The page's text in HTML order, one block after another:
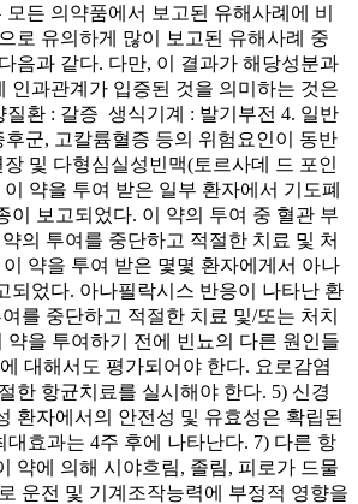
든 의약품에서 보고된 유해사례에 비
로 유의하게 많이 보고된 유해사례 중
음과 같다. 다만, 이 결과가 해당성분과
인과관계가 입증된 것을 의미하는 것은
질환 : 갈증 ­ 생식기계 : 발기부전 4. 일반
후군, 고칼륨혈증 등의 위험요인이 동반
및 다형심실성빈맥(토르사데 드 포인
약을 투여 받은 일부 환자에서 기도폐
이 보고되었다. 이 약의 투여 중 혈관 부
의 투여를 중단하고 적절한 치료 및 처
약을 투여 받은 몇몇 환자에게서 아나
되었다. 아나필락시스 반응이 나타난 환
를 중단하고 적절한 치료 및/또는 처치
약을 투여하기 전에 빈뇨의 다른 원인들
대해서도 평가되어야 한다. 요로감염
한 항균치료를 실시해야 한다. 5) 신경
환자에서의 안전성 및 유효성은 확립된
대효과는 4주 후에 나타난다. 7) 다른 항
약에 의해 시야흐림, 졸림, 피로가 드물
운전 및 기계조작능력에 부정적 영향을